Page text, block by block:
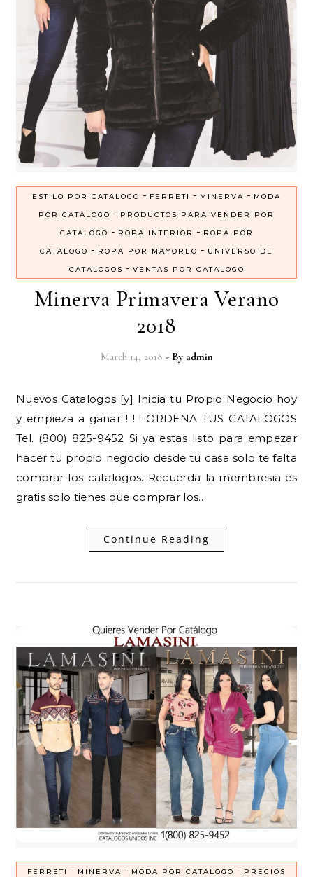
ESTILO POR CATALOGO - FERRETI - MINERVA - MODA
POR CATALOGO - PRODUCTOS PARA VENDER POR
CATALOGO - ROPA INTERIOR - ROPA POR
CATALOGO - ROPA POR MAYOREO - UNIVERSO DE
CATALOGOS - VENTAS POR CATALOGO
Minerva Primavera Verano
2018
March 14, 2018 - By admin
Nuevos Catalogos [y] Inicia tu Propio Negocio hoy
y empieza a ganar ! ! ! ORDENA TUS CATALOGOS
Tel. (800) 825-9452 Si ya estas listo para empezar
hacer tu propio negocio desde tu casa solo te falta
comprar los catalogos. Recuerda la membresia es
gratis solo tienes que comprar los…
Continue Reading
FERRETI - MINERVA - MODA POR CATALOGO - PRECIOS